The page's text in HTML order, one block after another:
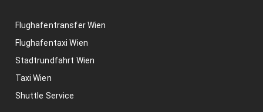
Flughafentransfer Wien
Flughafentaxi Wien
Stadtrundfahrt Wien
Taxi Wien
Shuttle Service